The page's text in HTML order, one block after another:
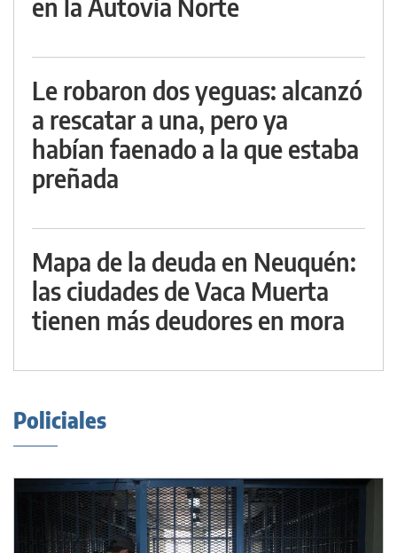
en la Autovía Norte
Le robaron dos yeguas: alcanzó
a rescatar a una, pero ya
habían faenado a la que estaba
preñada
Mapa de la deuda en Neuquén:
las ciudades de Vaca Muerta
tienen más deudores en mora
Policiales